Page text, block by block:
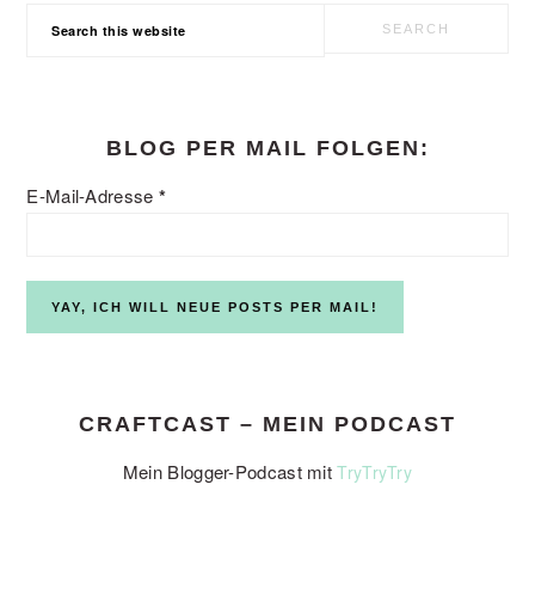
BLOG PER MAIL FOLGEN:
E-Mail-Adresse *
CRAFTCAST – MEIN PODCAST
Mein Blogger-Podcast mitTryTryTry